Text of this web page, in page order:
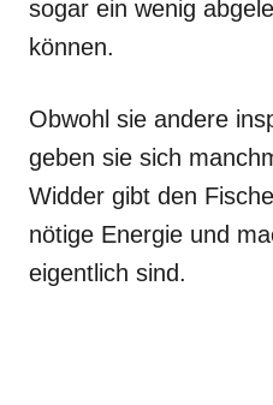
sogar ein wenig
können.
Obwohl sie andere
geben sie sich
Widder gibt den
nötige Energie und
eigentlich sind.